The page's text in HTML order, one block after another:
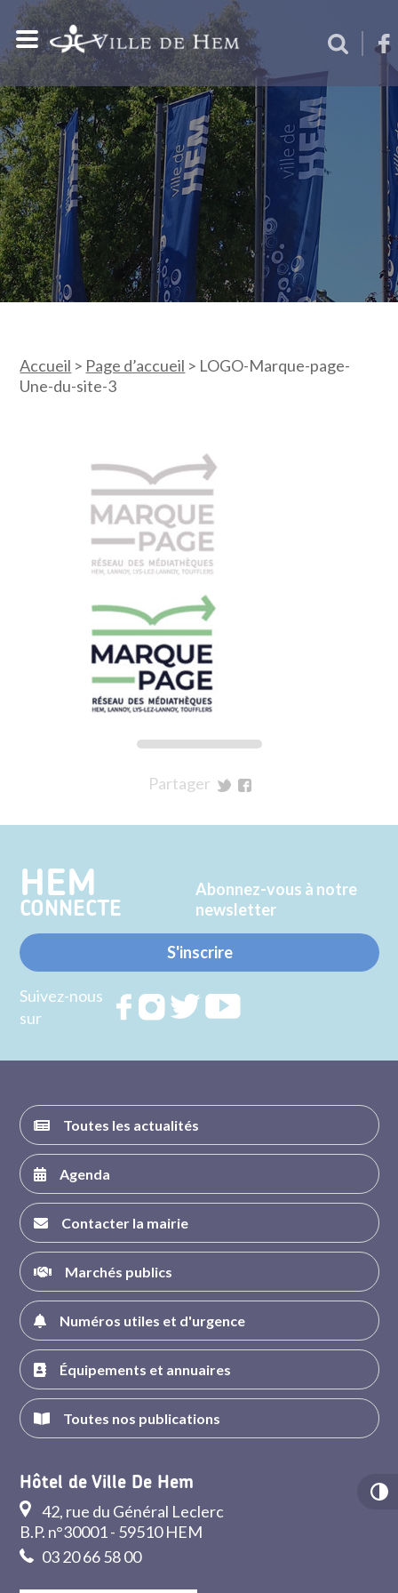
Accueil > Page d’accueil > LOGO-Marque-page-
Une-du-site-3
Partager
Twitter
Facebook
HEM
CONNECTE
Abonnez-vous à notre
newsletter
S'inscrire
Suivez-nous
sur
RejoignezRejoignezRejoignez
Toutes les actualités
Agenda
Contacter la mairie
Marchés publics
Numéros utiles et d'urgence
Équipements et annuaires
Toutes nos publications
Hôtel de Ville De Hem
42, rue du Général Leclerc
B.P. n°30001 - 59510 HEM
03 20 66 58 00